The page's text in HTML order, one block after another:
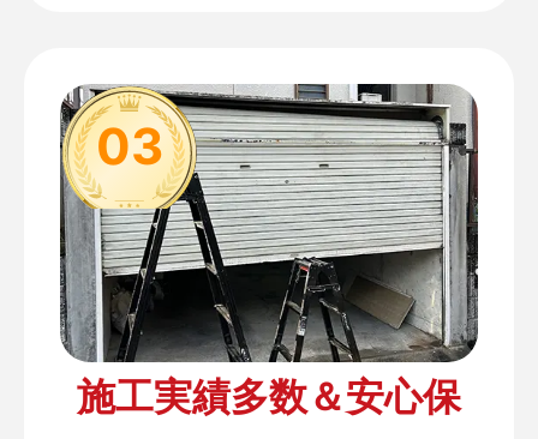
03
施工実績多数＆安心保